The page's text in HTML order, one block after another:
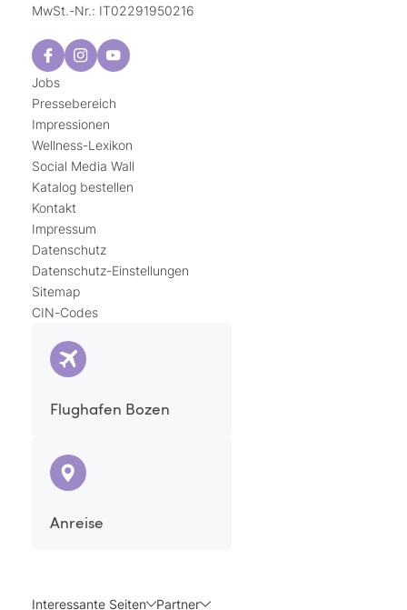
MwSt.-Nr.: IT02291950216
Jobs
Pressebereich
Impressionen
Wellness-Lexikon
Social Media Wall
Katalog bestellen
Kontakt
Impressum
Datenschutz
Datenschutz-Einstellungen
Sitemap
CIN-Codes
Flughafen Bozen
Anreise
Interessante Seiten Partner